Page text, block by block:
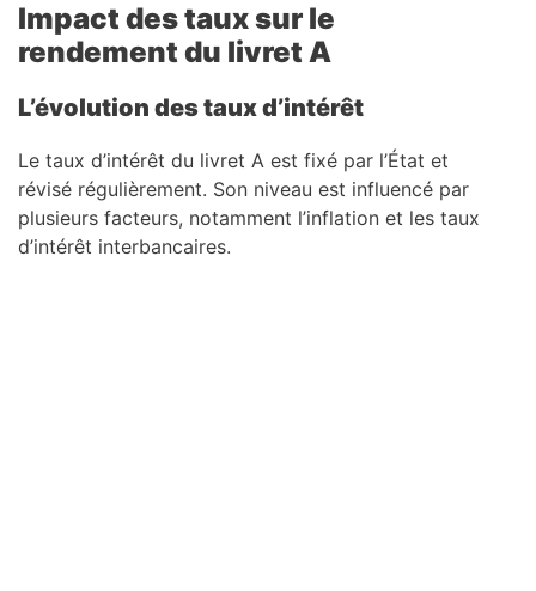
Impact des taux sur le
rendement du livret A
L’évolution des taux d’intérêt
Le taux d’intérêt du livret A est fixé par l’État et
révisé régulièrement. Son niveau est influencé par
plusieurs facteurs, notamment l’inflation et les taux
d’intérêt interbancaires.